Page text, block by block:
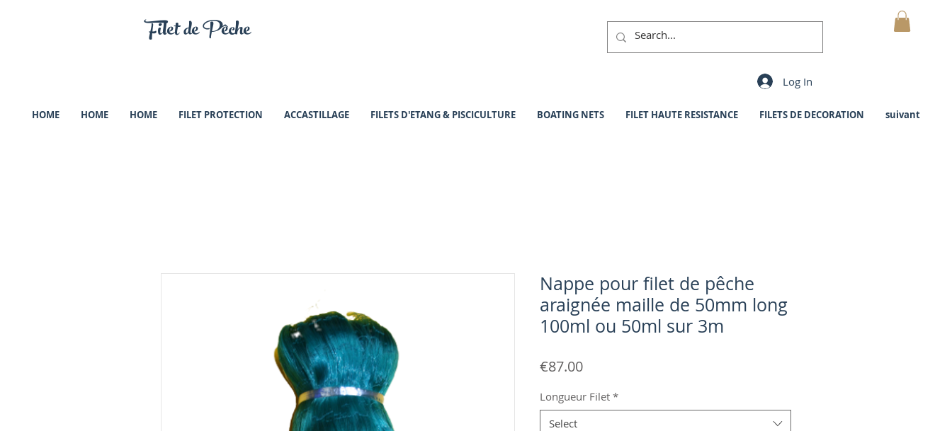
Filet de Pêche
Log In
HOME HOME HOME FILET PROTECTION ACCASTILLAGE FILETS D'ETANG & PISCICULTURE BOATING NETS FILET HAUTE RESISTANCE FILETS DE DECORATION suivant
Nappe pour filet de pêche
araignée maille de 50mm long
100ml ou 50ml sur 3m
€87.00Price
Longueur Filet *
Select